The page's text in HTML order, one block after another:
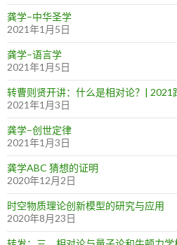
龚学–中华圣学
2021年1月5日
龚学–语言学
2021年1月5日
转曹则贤开讲：什么是相对论？| 2021
2021年1月3日
龚学–创世定律
2021年1月3日
龚学ABC 猜想的证明
2020年12月2日
时空物质理论创新模型的研究与应用
2020年8月23日